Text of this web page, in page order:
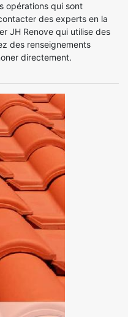
opérations qui sont
des experts en la
JH Renove qui utilise des
des renseignements
directement.